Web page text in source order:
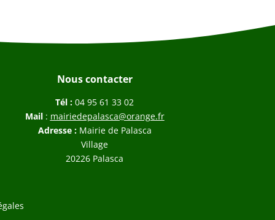
Nous contacter
Tél :04 95 61 33 02
Mail: mairiedepalasca@orange.fr
Adresse : Mairie de Palasca
Village
20226 Palasca